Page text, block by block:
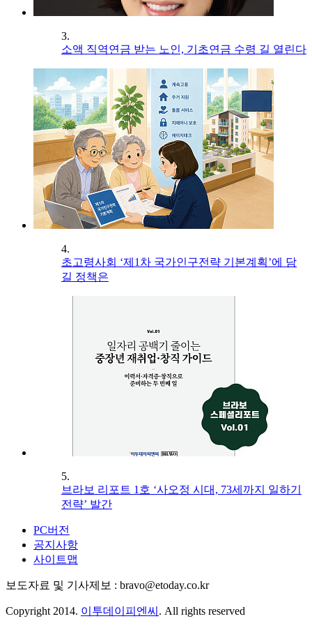
3.
소액 직역연금 받는 노인, 기초연금 수령 길 열린다
4.
초고령사회 ‘제1차 국가인구전략 기본계획’에 담
길 정책은
5.
브라보 리포트 1호 ‘사오정 시대, 73세까지 일하기
전략’ 발간
PC버전
공지사항
사이트맵
보도자료 및 기사제보 : bravo@etoday.co.kr
Copyright 2014. 이투데이피엔씨 . All rights reserved